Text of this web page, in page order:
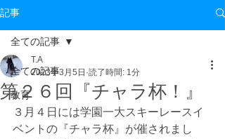
記事
全ての記事
教育
全ての記事
第２６回『チャラ杯！』
T.A
2023年3月5日 読了時間: 1分
３月４日には学園一大スキーレースイ
ベントの『チャラ杯』が催されまし